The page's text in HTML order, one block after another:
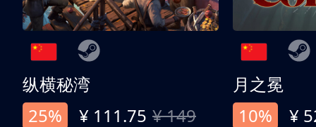
纵横秘湾
25%
¥ 111.75 ¥ 149
月之冕
10%
¥